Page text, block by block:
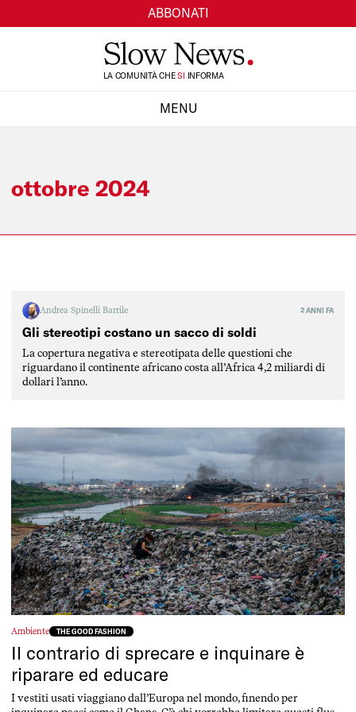
ABBONATI
LA COMUNITÀ CHE
TI
SI INFORMA
MENU
ottobre 2024
Andrea Spinelli Barrile 2 ANNI FA
Gli stereotipi costano un sacco di soldi
La copertura negativa e stereotipata delle questioni che
riguardano il continente africano costa all’Africa 4,2 miliardi di
dollari l’anno.
Ambiente THE GOOD FASHION
Il contrario di sprecare e inquinare è
riparare ed educare
I vestiti usati viaggiano dall’Europa nel mondo, finendo per